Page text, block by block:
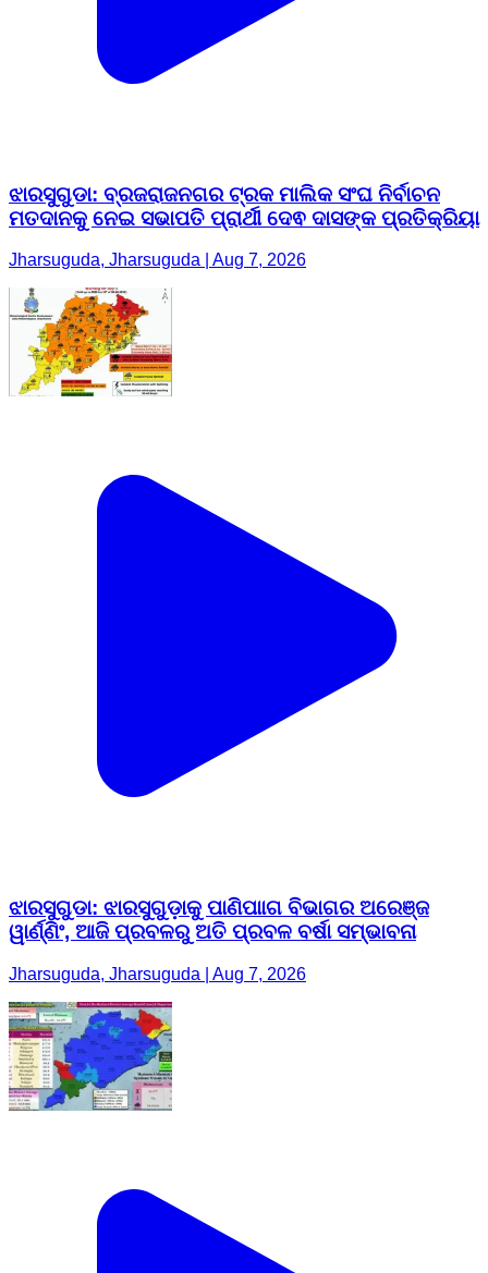
ଝାରସୁଗୁଡା: ବ୍ରଜରାଜନଗର ଟ୍ରକ ମାଲିକ ସଂଘ ନିର୍ବାଚନ
ମତଦାନକୁ ନେଇ ସଭାପତି ପ୍ରାର୍ଥୀ ଦେଵ ଦାସଙ୍କ ପ୍ରତିକ୍ରିୟା
Jharsuguda, Jharsuguda | Aug 7, 2026
ଝାରସୁଗୁଡା: ଝାରସୁଗୁଡ଼ାକୁ ପାଣିପାାଗ ବିଭାଗର ଅରେଞ୍ଜ
ୱାର୍ଣ୍ଣିଂ, ଆଜି ପ୍ରବଳରୁ ଅତି ପ୍ରବଳ ବର୍ଷା ସମ୍ଭାବନା
Jharsuguda, Jharsuguda | Aug 7, 2026